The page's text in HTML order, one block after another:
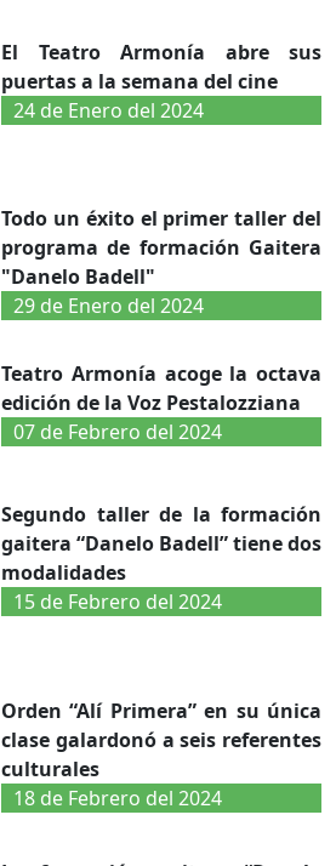
El Teatro Armonía abre sus
puertas a la semana del cine
24 de Enero del 2024
Todo un éxito el primer taller del
programa de formación Gaitera
"Danelo Badell"
29 de Enero del 2024
Teatro Armonía acoge la octava
edición de la Voz Pestalozziana
07 de Febrero del 2024
Segundo taller de la formación
gaitera “Danelo Badell” tiene dos
modalidades
15 de Febrero del 2024
Orden “Alí Primera” en su única
clase galardonó a seis referentes
culturales
18 de Febrero del 2024